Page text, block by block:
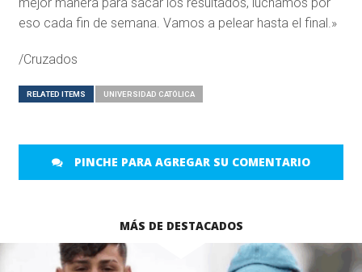
mejor manera para sacar los resultados, luchamos por
eso cada fin de semana. Vamos a pelear hasta el final.»
/Cruzados
RELATED ITEMS UNIVERSIDAD CATÓLICA
PINCHE PARA AGREGAR SU COMENTARIO
MÁS DE DESTACADOS